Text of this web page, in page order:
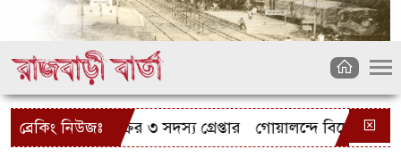
ব্রেকিং নিউজঃ
চোর চক্রের ৩ সদস্য গ্রেপ্তার গোয়ালন্দে বিদেশী